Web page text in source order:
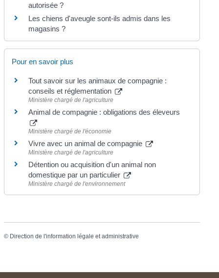
autorisée ?
Les chiens d'aveugle sont-ils admis dans les
magasins ?
Pour en savoir plus
Tout savoir sur les animaux de compagnie :
conseils et réglementation
Ministère chargé de l'agriculture
Animal de compagnie : obligations des éleveurs
Ministère chargé de l'économie
Vivre avec un animal de compagnie
Ministère chargé de l'agriculture
Détention ou acquisition d'un animal non
domestique par un particulier
Ministère chargé de l'environnement
© Direction de l'information légale et administrative